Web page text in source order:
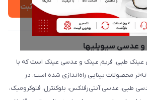
ثبت
و عدسی سیویلیها
عینک طبی، فریم عینک و عدسی عینک است که با
محصولات بینایی راه‌اندازی شده است. در
طبی، عدسی آنتی‌رفلکس، بلوکنترل، فتوکرومیک،